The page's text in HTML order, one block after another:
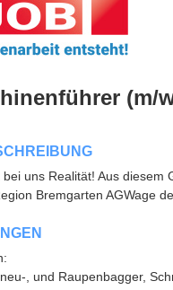
(m/
bei uns Realität! Aus
Bremgarten AGWage
, und Raupenbagger,